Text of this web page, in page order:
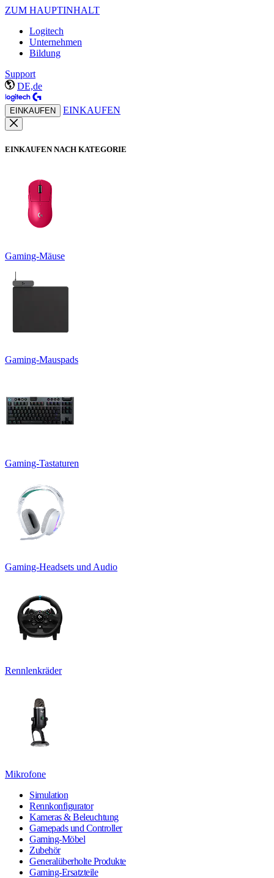
ZUM HAUPTINHALT
Logitech
Unternehmen
Bildung
Support
DE,de
EINKAUFEN EINKAUFEN
EINKAUFEN NACH KATEGORIE
Gaming-Mäuse
Gaming-Mauspads
Gaming-Tastaturen
Gaming-Headsets und Audio
Rennlenkräder
Mikrofone
Simulation
Rennkonfigurator
Kameras & Beleuchtung
Gamepads und Controller
Gaming-Möbel
Zubehör
Generalüberholte Produkte
Gaming-Ersatzteile